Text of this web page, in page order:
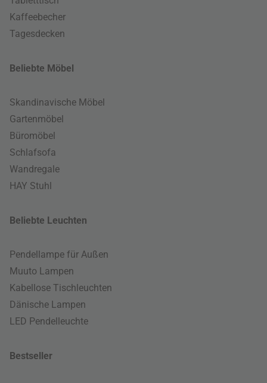
Kaffeebecher
Tagesdecken
Beliebte Möbel
Skandinavische Möbel
Gartenmöbel
Büromöbel
Schlafsofa
Wandregale
HAY Stuhl
Beliebte Leuchten
Pendellampe für Außen
Muuto Lampen
Kabellose Tischleuchten
Dänische Lampen
LED Pendelleuchte
Bestseller